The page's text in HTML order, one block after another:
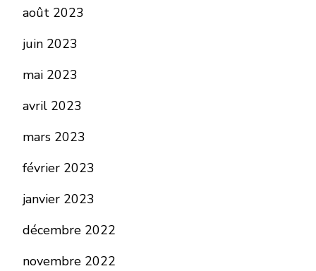
août 2023
juin 2023
mai 2023
avril 2023
mars 2023
février 2023
janvier 2023
décembre 2022
novembre 2022